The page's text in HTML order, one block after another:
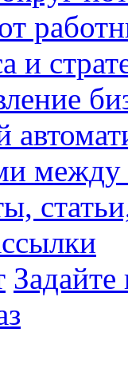
и
между